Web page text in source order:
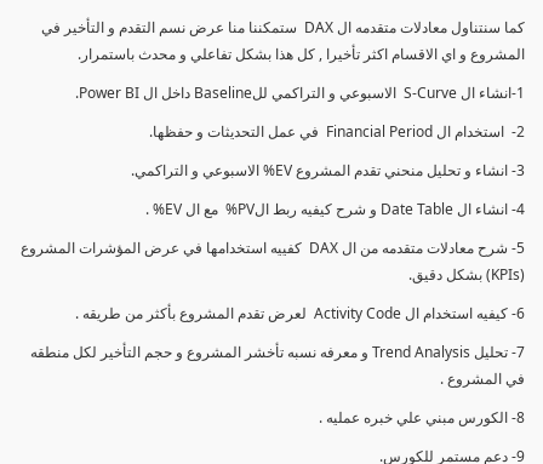
كما سنتناول معادلات متقدمه ال DAX ستمكننا منا عرض نسم التقدم و التأخير في
المشروع و اي الاقسام اكثر تأخيرا , كل هذا بشكل تفاعلي و محدث باستمرار.
1-انشاء ال S-Curve الاسبوعي و التراكمي للBaseline داخل ال Power BI.
2- استخدام ال Financial Period في عمل التحديثات و حفظها.
3- انشاء و تحليل منحني تقدم المشروع EV% الاسبوعي و التراكمي.
4- انشاء ال Date Table و شرح كيفيه ربط الPV% مع ال EV% .
5- شرح معادلات متقدمه من ال DAX كفييه استخدامها في عرض المؤشرات المشروع
(KPIs) بشكل دقيق.
6- كيفيه استخدام ال Activity Code لعرض تقدم المشروع بأكثر من طريقه .
7- تحليل Trend Analysis و معرفه نسبه تأخشر المشروع و حجم التأخير لكل منطقه
في المشروع .
8- الكورس مبني علي خبره عمليه .
9- دعم مستمر للكورس.